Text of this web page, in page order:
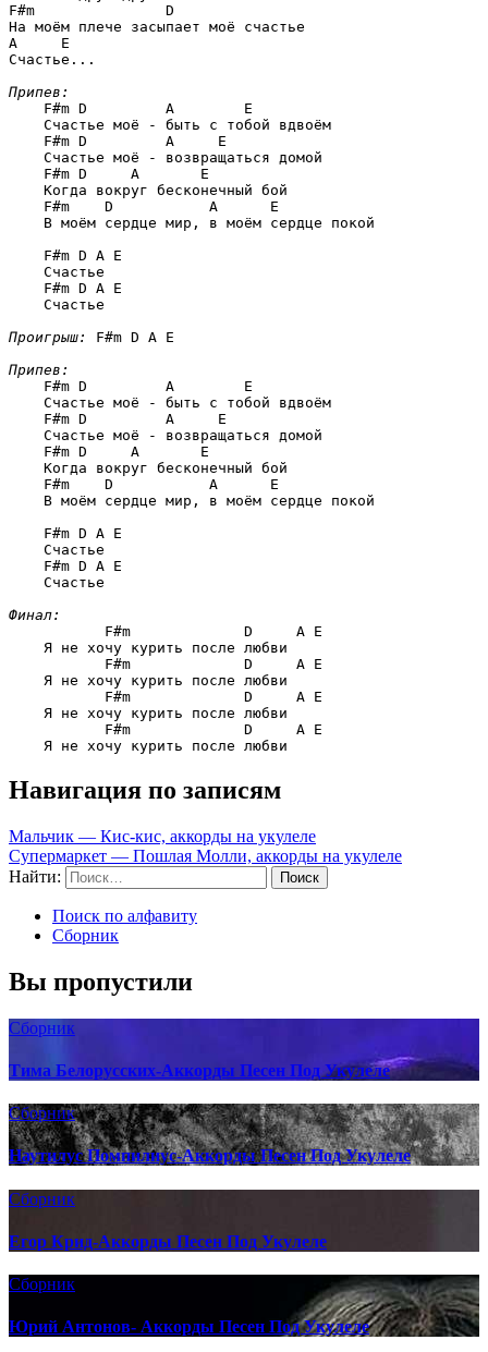
F#m               D
A     E
Счастье...
Припев:
F#m D         A        E
    Счастье моё - быть с тобой вдвоём
F#m D         A     E
    Счастье моё - возвращаться домой
F#m D     A       E
    Когда вокруг бесконечный бой
F#m    D           A      E
    В моём сердце мир, в моём сердце покой
F#m D A E
    Счастье
F#m D A E
    Счастье
Проигрыш:
F#m D A E
Припев:
F#m D         A        E
    Счастье моё - быть с тобой вдвоём
F#m D         A     E
    Счастье моё - возвращаться домой
F#m D     A       E
    Когда вокруг бесконечный бой
F#m    D           A      E
    В моём сердце мир, в моём сердце покой
F#m D A E
    Счастье
F#m D A E
    Счастье
Финал:
F#m             D     A E
    Я не хочу курить после любви
F#m             D     A E
    Я не хочу курить после любви
F#m             D     A E
    Я не хочу курить после любви
F#m             D     A E
Навигация по записям
Мальчик — Кис-кис, аккорды на укулеле
Супермаркет — Пошлая Молли, аккорды на укулеле
Найти:
Поиск по алфавиту
Сборник
Вы пропустили
Сборник
Тима Белорусских-Аккорды Песен Под Укулеле
Сборник
Наутилус Помпилиус-Аккорды Песен Под Укулеле
Сборник
Егор Крид-Аккорды Песен Под Укулеле
Сборник
Юрий Антонов- Аккорды Песен Под Укулеле